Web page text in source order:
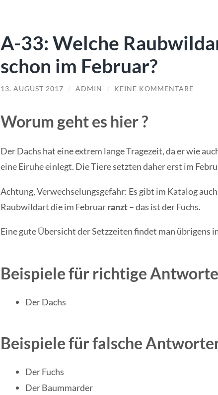
A-33: Welche
schon im Februar?
13. AUGUST 2017 / ADMIN / KEINE KOMMENTARE
Worum geht es hier ?
Der Dachs hat eine extrem lange Tragezeit, da er wie
eine Eiruhe einlegt. Die Tiere setzten daher erst im
Achtung, Verwechselungsgefahr: Es gibt im Katalog
Raubwildart die im Februarranzt– das ist der Fuchs.
Eine gute Übersicht der Setzzeiten findet man übrigens
Beispiele für richtige
Der Dachs
Beispiele für falsche
Der Fuchs
Der Baummarder